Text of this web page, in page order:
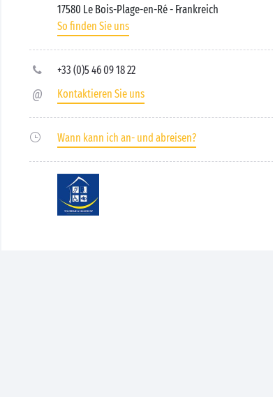
17580 Le Bois-Plage-en-Ré- Frankreich
So finden Sie uns
+33 (0)5 46 09 18 22
Kontaktieren Sie uns
Wann kann ich an- und abreisen?